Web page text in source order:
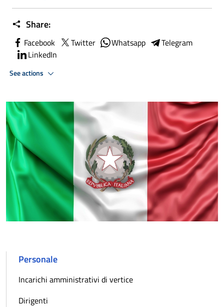
Share:
Facebook Twitter Whatsapp
Telegram
LinkedIn
See actions
Personale
Incarichi amministrativi di vertice
Dirigenti